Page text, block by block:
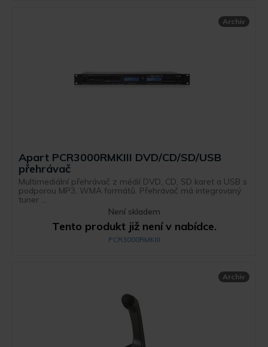
Archiv
Apart PCR3000RMKIII DVD/CD/SD/USB
přehrávač
Multimediální přehrávač z médií DVD, CD, SD karet a USB s
podporou MP3, WMA formátů. Přehrávač má integrovaný
tuner ...
Není skladem
Tento produkt již není v nabídce.
PCR3000RMKIII
Archiv